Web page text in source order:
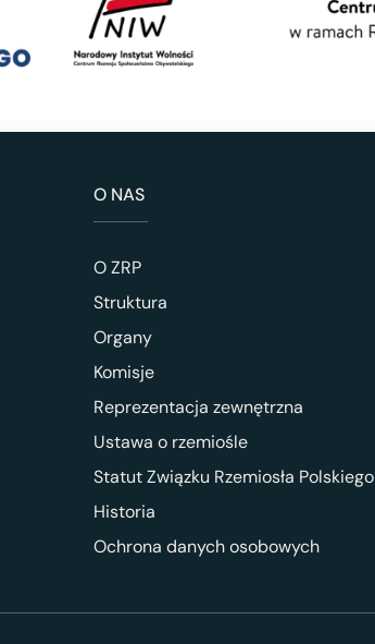
O NAS
O ZRP
Struktura
Organy
Komisje
Reprezentacja zewnętrzna
Ustawa o rzemiośle
Statut Związku Rzemiosła Polskiego
Historia
Ochrona danych osobowych